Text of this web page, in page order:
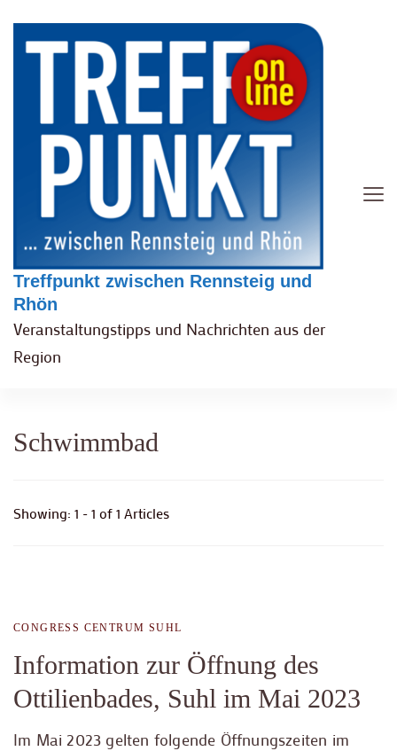
Treffpunkt zwischen Rennsteig und
Rhön
Veranstaltungstipps und Nachrichten aus der
Region
Schwimmbad
Showing: 1 - 1 of 1 Articles
CONGRESS CENTRUM SUHL
Information zur Öffnung des
Ottilienbades, Suhl im Mai 2023
Im Mai 2023 gelten folgende Öffnungszeiten im